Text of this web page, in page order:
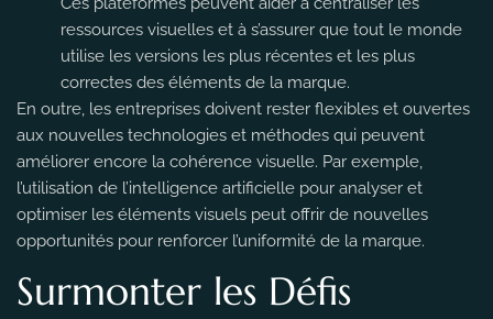
ressources visuelles et à s’assurer que tout le monde
utilise les versions les plus récentes et les plus
correctes des éléments de la marque.
En outre, les entreprises doivent rester flexibles et ouvertes
aux nouvelles technologies et méthodes qui peuvent
améliorer encore la cohérence visuelle. Par exemple,
l’utilisation de l’intelligence artificielle pour analyser et
optimiser les éléments visuels peut offrir de nouvelles
opportunités pour renforcer l’uniformité de la marque.
Surmonter les Défis